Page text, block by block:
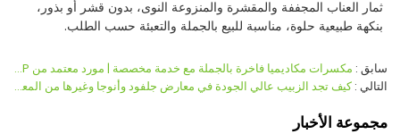
ثمار العناب المجففة والمقشرة والمنزوعة النوى، بدون قشر أو بذور،
بنكهة طبيعية حلوة، مناسبة للبيع بالجملة والتعبئة حسب الطلب.
سابق
مكسرات مكاديميا فاخرة بالجملة مع خدمة مخصصة | مورد معتمد من HACCP وBRC وحلال
التالي
كيف تجد الزبيب عالي الجودة في معارض جلفود وأنوجا وغيرها من المعارض الدولية للأغذية؟
مجموعة الأخبار